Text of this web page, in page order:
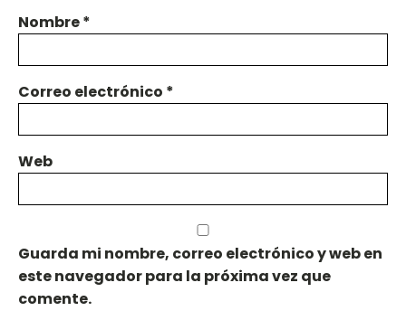
Nombre*
Correo electrónico *
Web
Guarda mi nombre, correo electrónico y web en
este navegador para la próxima vez que
comente.